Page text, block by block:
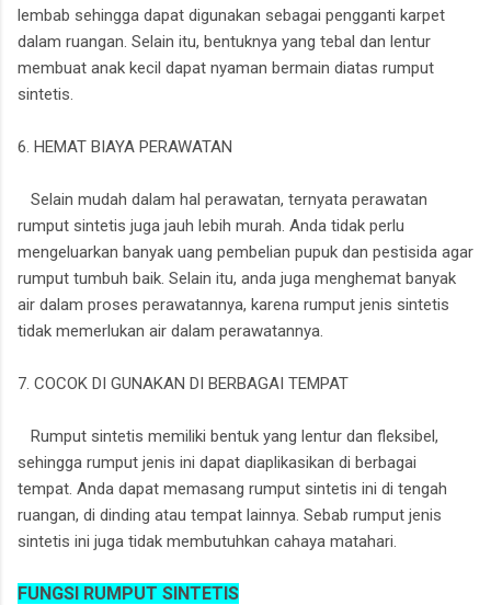
lembab sehingga dapat digunakan sebagai pengganti karpet
dalam ruangan. Selain itu, bentuknya yang tebal dan lentur
membuat anak kecil dapat nyaman bermain diatas rumput
sintetis.
6. HEMAT BIAYA PERAWATAN
Selain mudah dalam hal perawatan, ternyata perawatan
rumput sintetis juga jauh lebih murah. Anda tidak perlu
mengeluarkan banyak uang pembelian pupuk dan pestisida agar
rumput tumbuh baik. Selain itu, anda juga menghemat banyak
air dalam proses perawatannya, karena rumput jenis sintetis
tidak memerlukan air dalam perawatannya.
7. COCOK DI GUNAKAN DI BERBAGAI TEMPAT
Rumput sintetis memiliki bentuk yang lentur dan fleksibel,
sehingga rumput jenis ini dapat diaplikasikan di berbagai
tempat. Anda dapat memasang rumput sintetis ini di tengah
ruangan, di dinding atau tempat lainnya. Sebab rumput jenis
sintetis ini juga tidak membutuhkan cahaya matahari.
FUNGSI RUMPUT SINTETIS